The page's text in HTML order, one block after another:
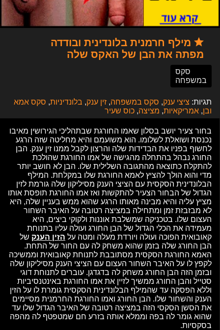
מילף חרמנית בלונדינית ובודדה
מפתה את הבן של האקס שלה
סקס
במשפחה
תגיות: ציצי ענק, סקס במשפחה, זין ענק, בלונדיניות, סקס אמא
ובן, אמריקאיות, מציצה, כוס שעיר
בחור צעיר יושב בסלון שאמו החורגת שבתהליכי הגירושין מאיבו
נכנסת ושואלת לשלומו. הוא משועמם והיא מחליטה שזה הרגע
לחשוף בפניו את הבדידות שלה והרצון לקבל ממנו זין ענק. הבן
החורג נבהל בהתחלה מהגישה של אמו החורגת שהולכת
להתקלח כתוצאה מהתגובה השלילית שלו. הבן לא חושב יותר
מדי והוא הולך להציץ לאמא החורגת שלו במקלחת. המילף
הבלונדינית הסקסית עם הציצי הענק מסיליקון שלה גורמת לזין
הגדול של הבחור הצעיר להתקשות ואז אמו החורגת תופסת אותו
מציץ עליה והיא מבינה מאותו הרגע שהוא ממש בעניין שלה, היא
לא מבזבזת זמן ומתחילה במציצה רטובה על האיבר השחור
העצום שלו. בטכניקה שמשלבת אוננות ולקוקי ביצים, היא
מעמידה את הכלי הגדול של הבן החורג ועולה עליו בתנוחת
קאובואית הפוכה ועולה ויורדת מעלה ומטה על הזין הענק של
הבן החורג שלה בזמן שהוא משחק לה עם החור של התחת.
האמא החורגת הסקסית מסתובבת לתנוחת קאובואית וממשיכה
לקפץ לו על האיבר השחור העצום עם הציצי הענק מסיליקון שלה
ובזמן הזה הבן החורג משחק לה בדגדגן. עוברים לתנוחת דוגי
סטייל והבן החורג ממשיך לזיין את אמו החורגת באינטנסיביות
וללא הפסקה עד שהמילף הבלונדינית הסקסית גומרת לו על הזין
הענק והשחור שלו. הבן החורג ואמו החורגת החרמנית מסיימים
את הסשן הסקסי הזה במציצה רטובה של האיבר הגדול שלו עד
שהוא גומר לה בפה וממלא אותה בזרע חם שמטפטף לה מהפה
בסקסיות.